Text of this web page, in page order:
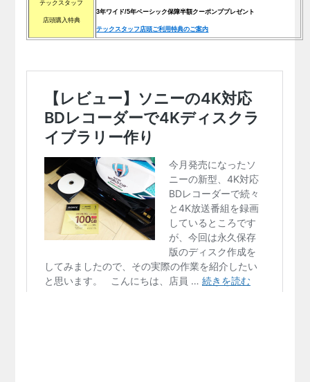
テックスタッフ
店頭購入特典
3年ワイド/5年ベーシック保障半額クーポンププレゼント
テックスタッフ店頭ご利用特典のご案内